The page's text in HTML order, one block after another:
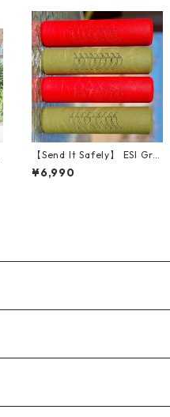
【Send It Safely】 ESI Grip
s (NM CHRISTMAS CHILI)
¥6,990